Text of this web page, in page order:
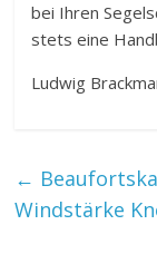
bei Ihren
stets eine
Ludwig
←
Windstärke